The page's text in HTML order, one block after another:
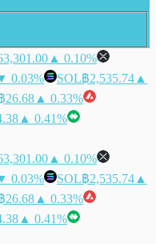
▲ 0.10%
0.03% SOL฿2,535.74 ▲
26.68 ▲ 0.33%
▲ 0.41%
▲ 0.10%
0.03% SOL฿2,535.74 ▲
26.68 ▲ 0.33%
▲ 0.41%